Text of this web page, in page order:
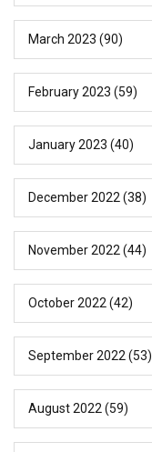
March 2023 (90)
February 2023 (59)
January 2023 (40)
December 2022 (38)
November 2022 (44)
October 2022 (42)
September 2022 (53)
August 2022 (59)